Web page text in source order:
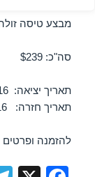
מבצע טיסה זולה
סה"כ: $239
תאריך יציאה: 04/12/16
תאריך חזרה: 06/12/16
להזמנה ופרטים